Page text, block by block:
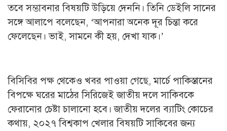
তবে সম্ভাবনার বিষয়টি উড়িয়ে দেননি। তিনি ডেইলি সানের
সঙ্গে আলাপে বলেছেন, ‘আপনারা অনেক দূর চিন্তা করে
ফেলেছেন। ভাই, সামনে কী হয়, দেখা যাক।’
বিসিবির পক্ষ থেকেও খবর পাওয়া গেছে, মার্চে পাকিস্তানের
বিপক্ষে ঘরের মাঠের সিরিজেই জাতীয় দলে সাকিবকে
ফেরানোর চেষ্টা চালানো হবে। জাতীয় দলের ব্যাটিং কোচের
কথায়, ২০২৭ বিশ্বকাপ খেলার বিষয়টি সাকিবের জন্য